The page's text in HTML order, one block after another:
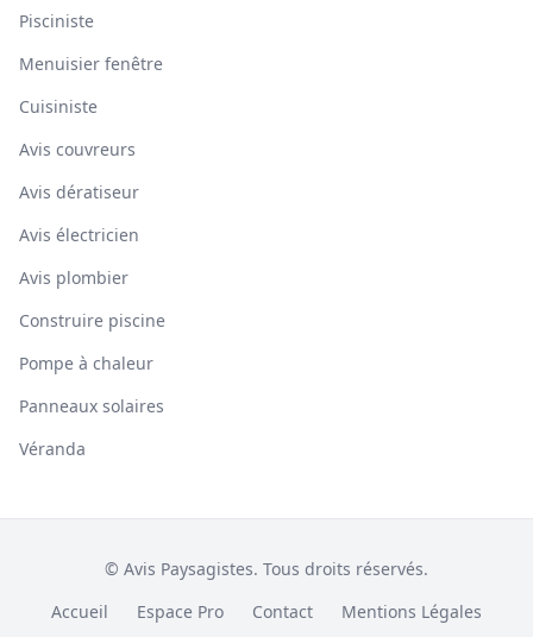
Pisciniste
Menuisier fenêtre
Cuisiniste
Avis couvreurs
Avis dératiseur
Avis électricien
Avis plombier
Construire piscine
Pompe à chaleur
Panneaux solaires
Véranda
© Avis Paysagistes. Tous droits réservés.
Accueil
Espace Pro Contact Mentions Légales